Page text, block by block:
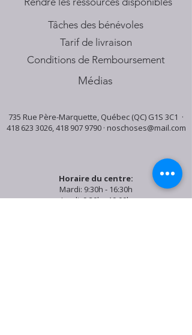
Tâches des bénévoles
Tarif de livraison
Conditions de Remboursement
Médias
735 Rue Père-Marquette, Québec (QC) G1S 3C1 ·
418 623 3026,418 907 9790· noschoses@mail.com
Horaire du centre:
Mardi: 9:30h - 16:30h
Jeudi: 9:30h - 19:00h